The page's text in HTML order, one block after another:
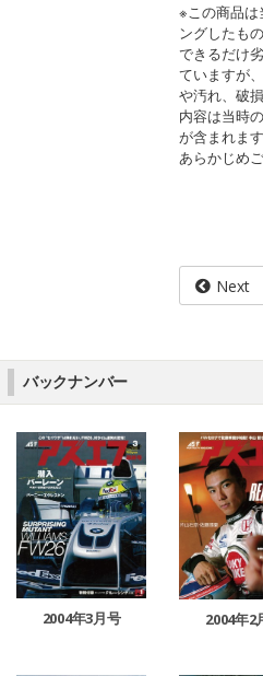
※この商品は
ングしたもの
できるだけ
ていますが
や汚れ、破
内容は当時
が含まれます
あらかじめ
Next
バックナンバー
2004年3月号 2004年2